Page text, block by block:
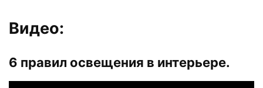
Видео:
6 правил освещения в интерьере.